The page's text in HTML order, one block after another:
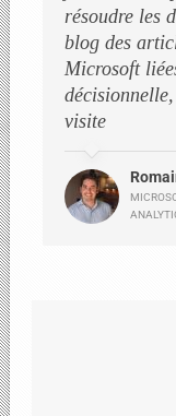
résoudre les
blog des
Microsoft
visite